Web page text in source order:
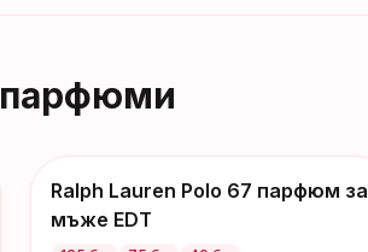
парфюми
-42€
Ralph Lauren Polo 67 парфюм за
мъже EDT